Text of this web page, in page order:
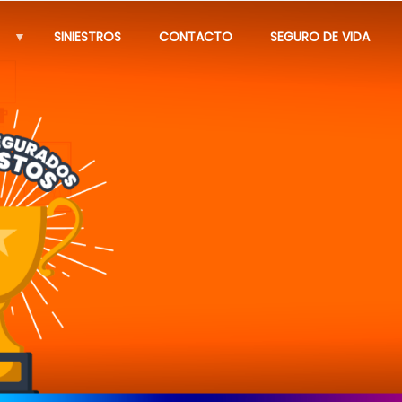
SINIESTROS CONTACTO SEGURO DE VIDA